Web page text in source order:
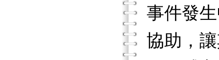
事件發
協助，